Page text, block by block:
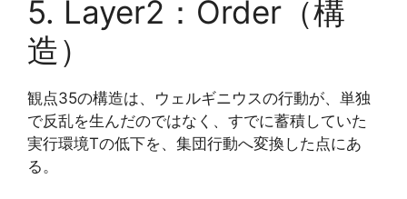
5. Layer2：Order（構
造）
観点35の構造は、ウェルギニウスの行動が、単独
で反乱を生んだのではなく、すでに蓄積していた
実行環境Tの低下を、集団行動へ変換した点にあ
る。